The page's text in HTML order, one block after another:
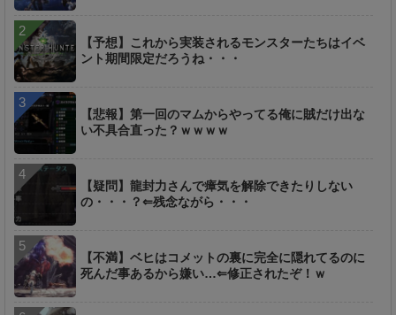
【予想】これから実装されるモンスターたちはイベ
ント期間限定だろうね・・・
【悲報】第一回のマムからやってる俺に賊だけ出な
い不具合直った？ｗｗｗｗ
【疑問】龍封力さんで瘴気を解除できたりしない
の・・・？⇐残念ながら・・・
【不満】ベヒはコメットの裏に完全に隠れてるのに
死んだ事あるから嫌い…⇐修正されたぞ！ｗ